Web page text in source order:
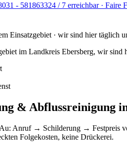
- 581863324 / 7 erreichbar · Faire
Einsatzgebiet · wir sind hier täglich
im Landkreis Ebersberg, wir sind
& Abflussreinigung
Anruf → Schilderung → Festpreis
Folgekosten, keine Drückerei.